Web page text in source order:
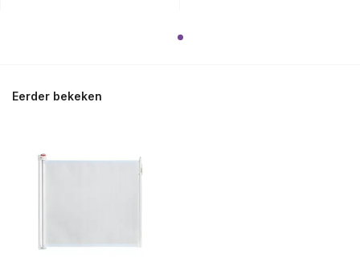
Eerder bekeken